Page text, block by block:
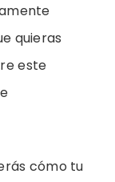
quieras
este
cómo tu